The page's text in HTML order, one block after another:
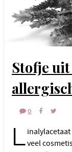
Stofje uit lavendelolie kan
0
Lveel